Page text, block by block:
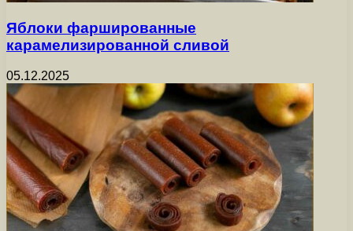
Яблоки фаршированные
карамелизированной сливой
05.12.2025